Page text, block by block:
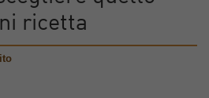
ricetta